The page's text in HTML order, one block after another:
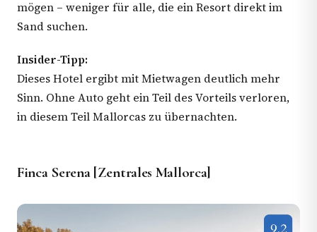
mögen – weniger für alle, die ein Resort direkt im
Sand suchen.
Insider-Tipp:
Dieses Hotel ergibt mit Mietwagen deutlich mehr
Sinn. Ohne Auto geht ein Teil des Vorteils verloren,
in diesem Teil Mallorcas zu übernachten.
Finca Serena [Zentrales Mallorca]